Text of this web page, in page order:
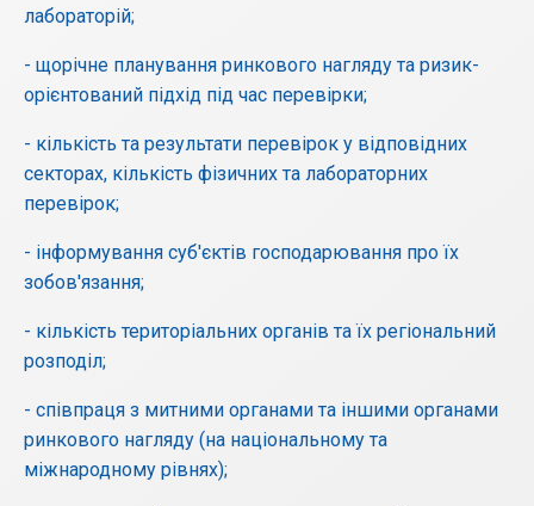
лабораторій;
- щорічне планування ринкового нагляду та ризик-
орієнтований підхід під час перевірки;
- кількість та результати перевірок у відповідних
секторах, кількість фізичних та лабораторних
перевірок;
- інформування суб'єктів господарювання про їх
зобов'язання;
- кількість територіальних органів та їх регіональний
розподіл;
- співпраця з митними органами та іншими органами
ринкового нагляду (на національному та
міжнародному рівнях);